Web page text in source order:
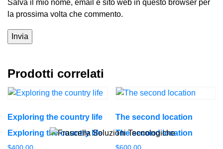
Salva il mio nome, email e sito web in questo browser per
la prossima volta che commento.
Prodotti correlati
Exploring the country life
Exploring the country life
The second location
The second location